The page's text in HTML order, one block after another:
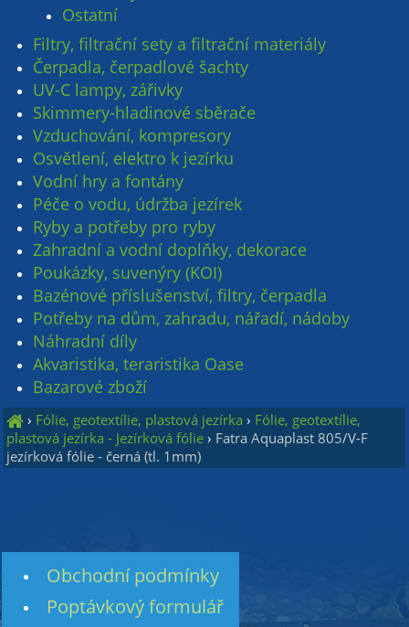
Ostatní
Filtry, filtrační sety a filtrační materiály
Čerpadla, čerpadlové šachty
UV-C lampy, zářivky
Skimmery-hladinové sběrače
Vzduchování, kompresory
Osvětlení, elektro k jezírku
Vodní hry a fontány
Péče o vodu, údržba jezírek
Ryby a potřeby pro ryby
Zahradní a vodní doplňky, dekorace
Poukázky, suvenýry (KOI)
Bazénové příslušenství, filtry, čerpadla
Potřeby na dům, zahradu, nářadí, nádoby
Náhradní díly
Akvaristika, teraristika Oase
Bazarové zboží
› Fólie, geotextílie, plastová jezírka › Fólie, geotextílie,
plastová jezírka - Jezírková fólie › Fatra Aquaplast 805/V-F
jezírková fólie - černá (tl. 1mm)
Obchodní podmínky
Poptávkový formulář